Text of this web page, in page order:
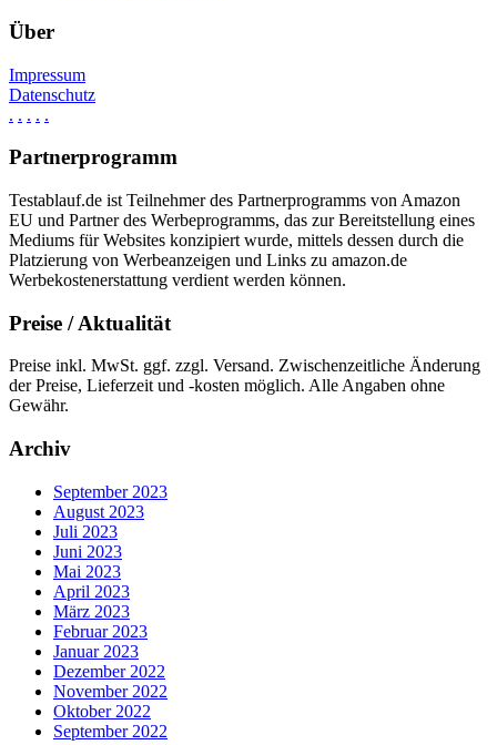
Über
Impressum
Datenschutz
. . . . .
Partnerprogramm
Testablauf.de ist Teilnehmer des Partnerprogramms von Amazon
EU und Partner des Werbeprogramms, das zur Bereitstellung eines
Mediums für Websites konzipiert wurde, mittels dessen durch die
Platzierung von Werbeanzeigen und Links zu amazon.de
Werbekostenerstattung verdient werden können.
Preise / Aktualität
Preise inkl. MwSt. ggf. zzgl. Versand. Zwischenzeitliche Änderung
der Preise, Lieferzeit und -kosten möglich. Alle Angaben ohne
Gewähr.
Archiv
September 2023
August 2023
Juli 2023
Juni 2023
Mai 2023
April 2023
März 2023
Februar 2023
Januar 2023
Dezember 2022
November 2022
Oktober 2022
September 2022